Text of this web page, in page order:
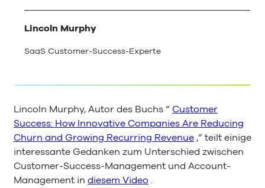
Lincoln Murphy
SaaS Customer-Success-Experte
Lincoln Murphy, Autor des Buchs “ Customer
Success: How Innovative Companies Are Reducing
Churn and Growing Recurring Revenue,” teilt einige
interessante Gedanken zum Unterschied zwischen
Customer-Success-Management und Account-
Management in diesem Video .